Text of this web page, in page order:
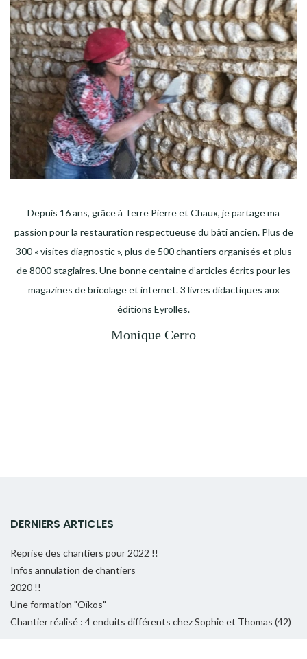
Depuis 16 ans, grâce à Terre Pierre et Chaux, je partage ma
passion pour la restauration respectueuse du bâti ancien. Plus de
300 « visites diagnostic », plus de 500 chantiers organisés et plus
de 8000 stagiaires. Une bonne centaine d’articles écrits pour les
magazines de bricolage et internet. 3 livres didactiques aux
éditions Eyrolles.
Monique Cerro
DERNIERS ARTICLES
Reprise des chantiers pour 2022 !!
Infos annulation de chantiers
2020 !!
Une formation "Oïkos"
Chantier réalisé : 4 enduits différents chez Sophie et Thomas (42)